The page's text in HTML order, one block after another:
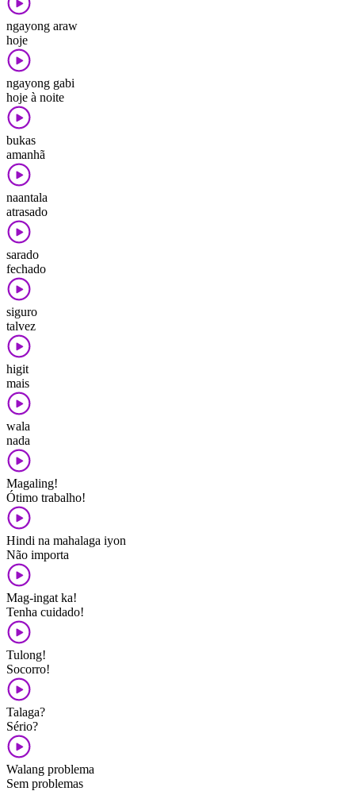
ngayong araw
hoje
ngayong gabi
hoje à noite
bukas
amanhã
naantala
atrasado
sarado
fechado
siguro
talvez
higit
mais
wala
nada
Magaling!
Ótimo trabalho!
Hindi na mahalaga iyon
Não importa
Mag-ingat ka!
Tenha cuidado!
Tulong!
Socorro!
Talaga?
Sério?
Walang problema
Sem problemas